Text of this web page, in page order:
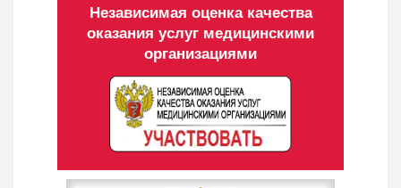
Независимая оценка качества
оказания услуг медицинскими
организациями